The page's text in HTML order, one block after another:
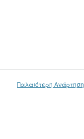
Παλαιότερη Ανάρτηση